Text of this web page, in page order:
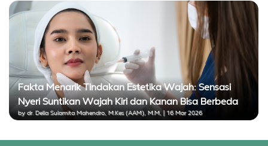
Fakta Menarik Tindakan Estetika Wajah: Sensasi
Nyeri Suntikan Wajah Kiri dan Kanan Bisa Berbeda
by dr. Della Sulamita Mahendro, M.Kes (AAM), M.M, | 16 Mar 2026